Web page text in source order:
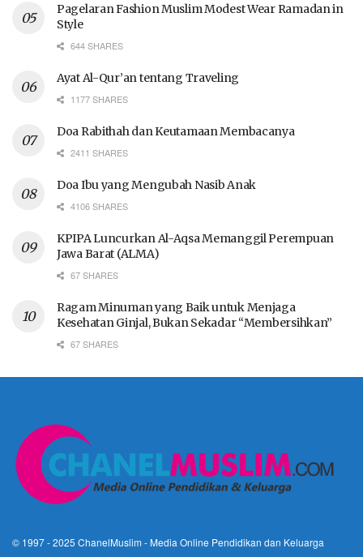
Pagelaran Fashion Muslim Modest Wear Ramadan in
Style
644 SHARES
Ayat Al-Qur’an tentang Traveling
1177 SHARES
Doa Rabithah dan Keutamaan Membacanya
2411 SHARES
Doa Ibu yang Mengubah Nasib Anak
4106 SHARES
KPIPA Luncurkan Al-Aqsa Memanggil Perempuan
Jawa Barat (ALMA)
67 SHARES
Ragam Minuman yang Baik untuk Menjaga
Kesehatan Ginjal, Bukan Sekadar “Membersihkan”
67 SHARES
© 1997 - 2025 ChanelMuslim - Media Online Pendidikan dan Keluarga